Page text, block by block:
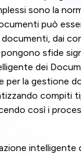
sono la
può
dai
sfide
dei
per la gestione
compiti
così i
intelligente